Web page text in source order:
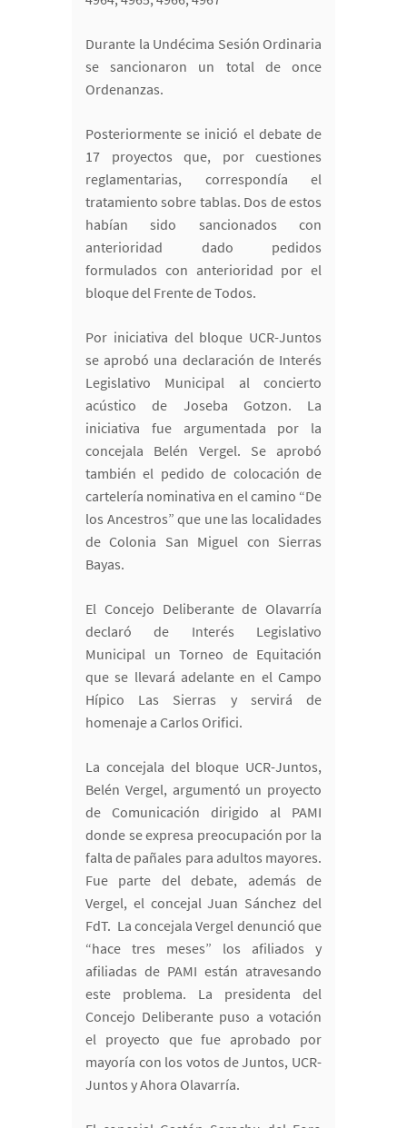
Durante la Undécima Sesión Ordinaria
se sancionaron un total de once
Ordenanzas.
Posteriormente se inició el debate de
17 proyectos que, por cuestiones
reglamentarias, correspondía el
tratamiento sobre tablas. Dos de estos
habían sido sancionados con
anterioridad dado pedidos
formulados con anterioridad por el
bloque del Frente de Todos.
Por iniciativa del bloque UCR-Juntos
se aprobó una declaración de Interés
Legislativo Municipal al concierto
acústico de Joseba Gotzon. La
iniciativa fue argumentada por la
concejala Belén Vergel. Se aprobó
también el pedido de colocación de
cartelería nominativa en el camino “De
los Ancestros” que une las localidades
de Colonia San Miguel con Sierras
Bayas.
El Concejo Deliberante de Olavarría
declaró de Interés Legislativo
Municipal un Torneo de Equitación
que se llevará adelante en el Campo
Hípico Las Sierras y servirá de
homenaje a Carlos Orifici.
La concejala del bloque UCR-Juntos,
Belén Vergel, argumentó un proyecto
de Comunicación dirigido al PAMI
donde se expresa preocupación por la
falta de pañales para adultos mayores.
Fue parte del debate, además de
Vergel, el concejal Juan Sánchez del
FdT. La concejala Vergel denunció que
“hace tres meses” los afiliados y
afiliadas de PAMI están atravesando
este problema. La presidenta del
Concejo Deliberante puso a votación
el proyecto que fue aprobado por
mayoría con los votos de Juntos, UCR-
Juntos y Ahora Olavarría.